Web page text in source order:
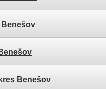
Benešov
Benešov